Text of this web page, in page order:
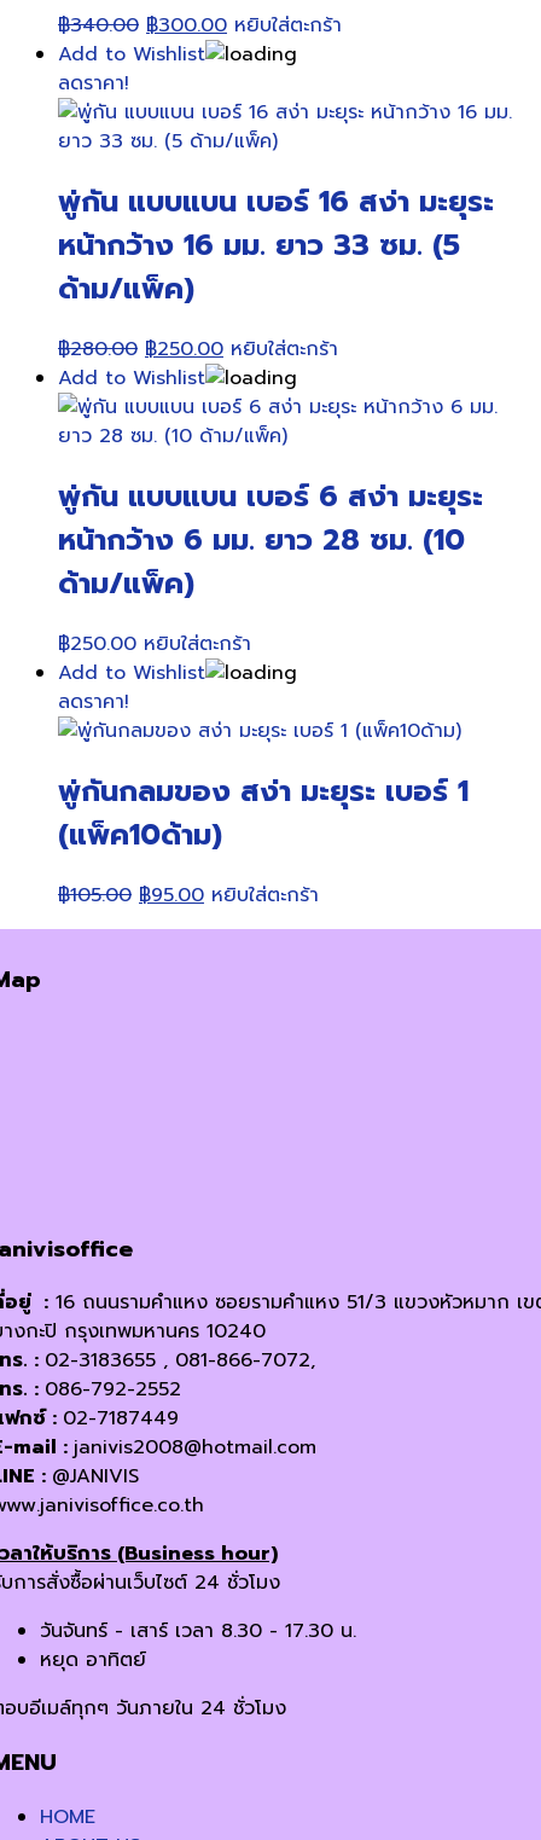
฿340.00 Original
price
฿340.00.
฿300.00Current
price
฿300.00.
หยิบใส่ตะกร้า
Add to Wishlist
ลดราคา!
พู่กัน แบบแบน เบอร์ 16 สง่า มะยุระ
หน้ากว้าง 16 มม. ยาว 33 ซม. (5
ด้าม/แพ็ค)
฿280.00 Original
price
was:
฿280.00.
฿250.00Current
price
is:
฿250.00.
หยิบใส่ตะกร้า
Add to Wishlist
พู่กัน แบบแบน เบอร์ 6 สง่า มะยุระ
หน้ากว้าง 6 มม. ยาว 28 ซม. (10
ด้าม/แพ็ค)
฿250.00 หยิบใส่ตะกร้า
Add to Wishlist
ลดราคา!
พู่กันกลมของ สง่า มะยุระ เบอร์ 1
(แพ็ค10ด้าม)
฿105.00 Original
price
฿95.00Current
price
หยิบใส่ตะกร้า
อยู่ : 16 ถนนรามคำแหง ซอยรามคำแหง 51/3 แขวงหัวหมาก เ
งกะปิ กรุงเทพมหานคร 10240
ร. : 02-3183655 , 081-866-7072,
ร. : 086-792-2552
กซ์ : 02-7187449
mail : janivis2008@hotmail.com
: @JANIVIS
ลาให้บริการ (Business hour)
การสั่งซื้อผ่านเว็บไซต์ 24 ชั่วโมง
วันจันทร์ - เสาร์ เวลา 8.30 - 17.30 น.
หยุด อาทิตย์
บอีเมล์ทุกๆ วันภายใน 24 ชั่วโมง
HOME